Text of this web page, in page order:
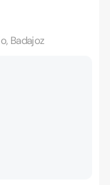
Badajoz